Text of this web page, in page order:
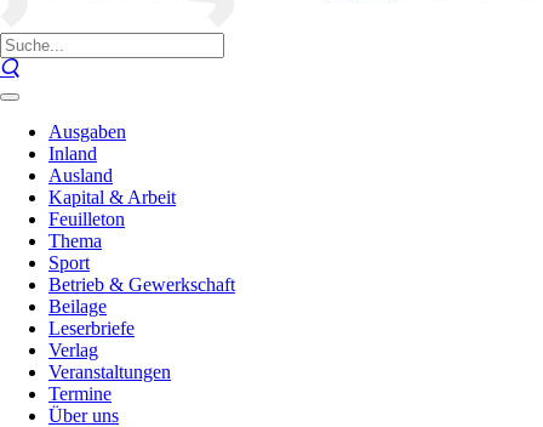
Ausgaben
Inland
Ausland
Kapital & Arbeit
Feuilleton
Thema
Sport
Betrieb & Gewerkschaft
Beilage
Leserbriefe
Verlag
Veranstaltungen
Termine
Über uns